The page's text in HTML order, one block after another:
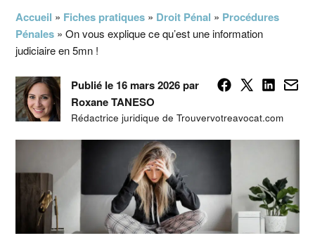
Accueil » Fiches pratiques » Droit Pénal » Procédures
Pénales »On vous explique ce qu’est une information
judiciaire en 5mn !
Publié le 16 mars 2026 par
Roxane TANESO
Rédactrice juridique de Trouvervotreavocat.com